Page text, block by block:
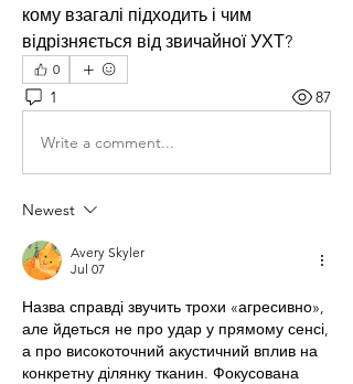
кому взагалі підходить і чим
відрізняється від звичайної УХТ?
0
1 87
Write a comment...
Newest
Avery Skyler
Jul 07
Назва справді звучить трохи «агресивно»,
але йдеться не про удар у прямому сенсі,
а про високоточний акустичний вплив на
конкретну ділянку тканин. Фокусована